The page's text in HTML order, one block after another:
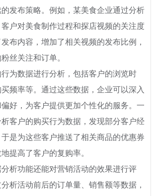
发布策略。例如，某美食企业通过分析
户对美食制作过程和探店视频的关注度
布内容，增加了相关视频的发布比例，
丝关注和订单。
为数据进行分析，包括客户的浏览时
频率等。通过这些数据，企业可以深入
好，为客户提供更加个性化的服务。一
客户的购买行为数据，发现部分客户经
是为这些客户推送了相关商品的优惠券
提高了客户的复购率。
析功能还能对营销活动的效果进行评
析活动前后的订单量、销售额等数据，